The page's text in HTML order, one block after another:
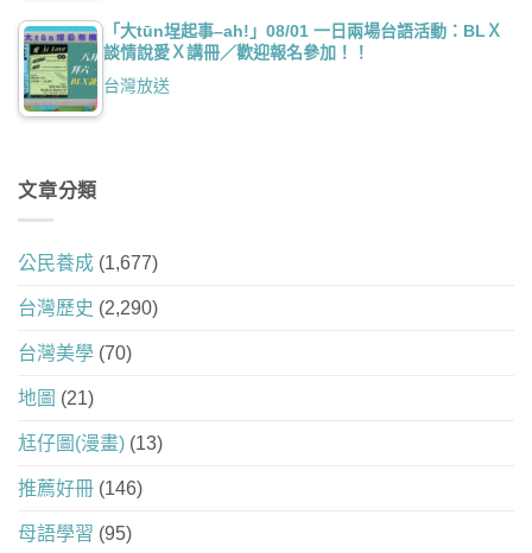
「大tūn埕起事–ah!」08/01 一日兩場台語活動：BLＸ
談情說愛Ｘ講冊／歡迎報名參加！！
台灣放送
文章分類
公民養成 (1,677)
台灣歷史 (2,290)
台灣美學 (70)
地圖 (21)
尪仔圖(漫畫) (13)
推薦好冊 (146)
母語學習 (95)